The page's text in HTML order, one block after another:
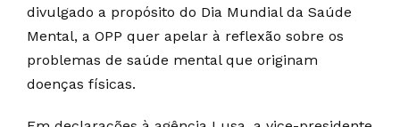
divulgado a propósito do Dia Mundial da Saúde
Mental, a OPP quer apelar à reflexão sobre os
problemas de saúde mental que originam
doenças físicas.